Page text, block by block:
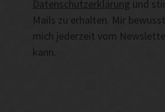
Datenschutzerklärung und
Mails zu erhalten. Mir
mich jederzeit vom
kann.